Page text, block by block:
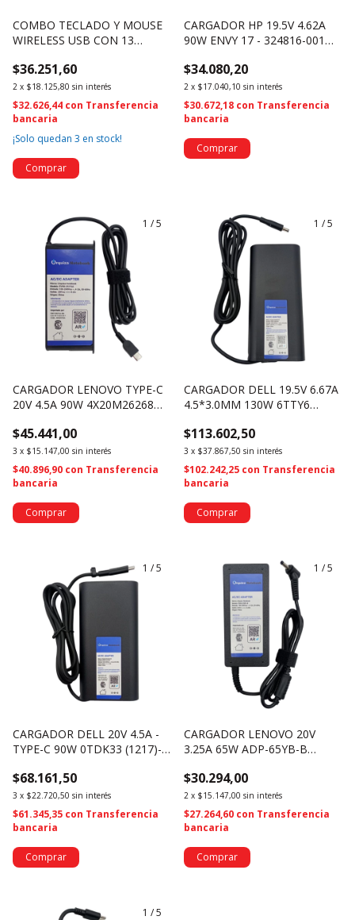
COMBO TECLADO Y MOUSE
WIRELESS USB CON 13
NSWI34CO (4632)
$36.251,60
2 x $18.125,80 sin interés
$32.626,44 con Transferencia
bancaria
¡Solo quedan 3 en stock!
CARGADOR HP 19.5V 4.62A
90W ENVY 17 - 324816-001
$34.080,20
2 x $17.040,10 sin interés
$30.672,18 con Transferencia
bancaria
1 /5
CARGADOR LENOVO TYPE-C
20V 4.5A 90W 4X20M26268
$45.441,00
3 x $15.147,00 sin interés
$40.896,90 con Transferencia
bancaria
1 /5
CARGADOR DELL 19.5V 6.67A
4.5*3.0MM 130W 6TTY6
$113.602,50
3 x $37.867,50 sin interés
$102.242,25 con Transferencia
bancaria
1 /5
CARGADOR DELL 20V 4.5A -
TYPE-C 90W 0TDK33 (1217)-
$68.161,50
3 x $22.720,50 sin interés
$61.345,35 con Transferencia
bancaria
1 /5
CARGADOR LENOVO 20V
3.25A 65W ADP-65YB-B
$30.294,00
2 x $15.147,00 sin interés
$27.264,60 con Transferencia
bancaria
1 /5